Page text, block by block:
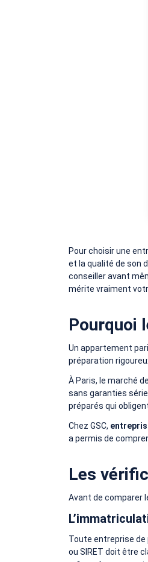
Pour choisir une
et la qualité de son
conseiller avant
mérite vraiment
Pourquoi
Un appartement
préparation
À Paris, le marché
sans garanties
préparés qui
Chez GSC,
a permis de
Les
Avant de comparer
Toute entreprise de
ou SIRET doit être